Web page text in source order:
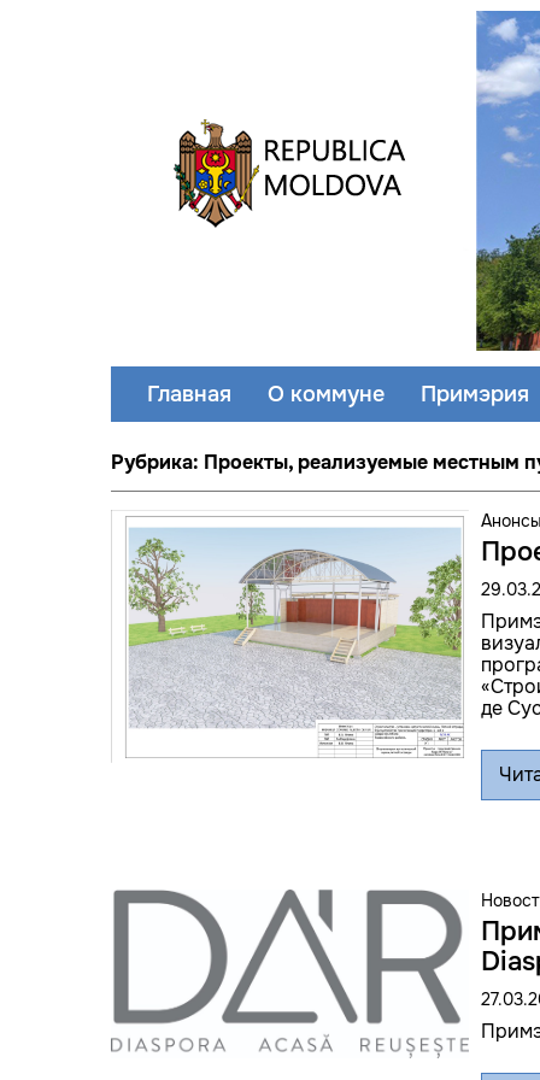
Главная О коммуне Примэрия
Рубрика: Проекты, реализуемые местным
де